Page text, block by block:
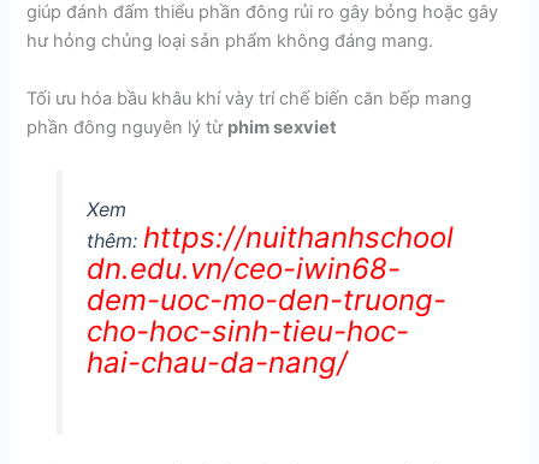
giúp đánh đấm thiểu phần đông rủi ro gây bỏng hoặc gây
hư hỏng chủng loại sản phẩm không đáng mang.
Tối ưu hóa bầu khâu khí vày trí chế biến căn bếp mang
phần đông nguyên lý từ phim sexviet
Xem
thêm: https://nuithanhschool
dn.edu.vn/ceo-iwin68-
dem-uoc-mo-den-truong-
cho-hoc-sinh-tieu-hoc-
hai-chau-da-nang/